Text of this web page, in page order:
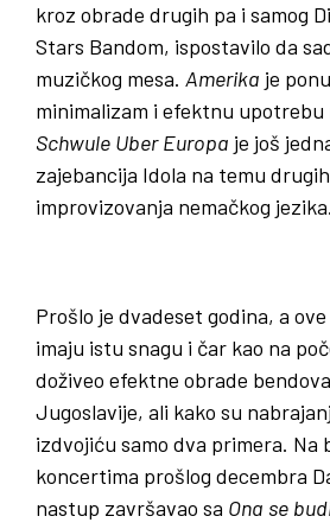
kroz obrade drugih pa i samog
Stars Bandom, ispostavilo da
muzičkog mesa. Amerika je
minimalizam i efektnu upotrebu
Schwule Uber Europa je još
zajebancija Idola na temu
improvizovanja nemačkog jezika.
Prošlo je dvadeset godina, a
imaju istu snagu i čar kao na
doživeo efektne obrade
Jugoslavije, ali kako su
izdvojiću samo dva primera. Na
koncertima prošlog decembra
nastup završavao sa Ona se